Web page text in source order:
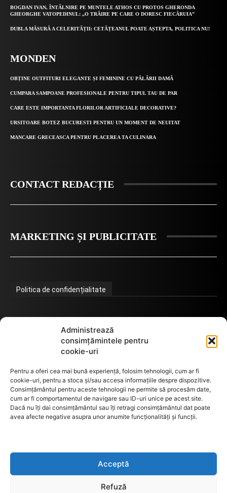
Administrează
consimțămintele pentru
cookie-uri
Pentru a oferi cea mai bună experiență, folosim tehnologii, cum ar fi
cookie-uri, pentru a stoca și/sau accesa informațiile despre dispozitive.
Consimțământul pentru aceste tehnologii ne permite să procesăm date,
cum ar fi comportamentul de navigare sau ID-uri unice pe acest site.
Dacă nu îți dai consimțământul sau îți retragi consimțământul dat poate
avea afecte negative asupra unor anumite funcționalități și funcții.
Acceptă
Refuză
BOGDAN IVAN, ÎNTÂLNIRE PE MUNTELE ATHOS CU PROTOS GHERONDA
GHEORGHE VATOPEDINUL: „O TRĂIRE PE CARE O DORESC FIECĂRUIA”
DUBLA MĂSURĂ A CELERITĂȚII: CETĂȚEANUL POATE AȘTEPTA, POLITICA NU!
MONDEN
OBȚINE OUTFITURI ELEGANTE ȘI FEMININE CU PĂLĂRII DAMĂ
CUMPARA SAMPOANE PROFESIONALE PENTRU TIPUL TAU DE PAR
CARE ESTE IMPORTANTA FLORILOR ARTIFICIALE DECORATIVE?
URSITOARE BOTEZ BUCURESTI PENTRU UN MOMENT DE NEUITAT
MANCARE GRECEASCA PENTRU PLACEREA TA CULINARA
CONTACT REDACȚIE
MARKETING ȘI PUBLICITATE
Politica de confidențialitate
Termeni de utilizare
GDPR
Anunturi de licitații